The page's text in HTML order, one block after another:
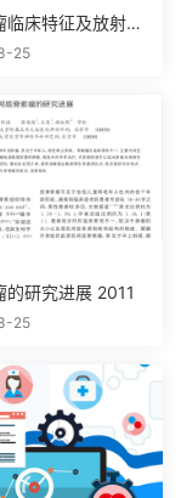
临床特征及放射外
25
的研究进展 2011
25